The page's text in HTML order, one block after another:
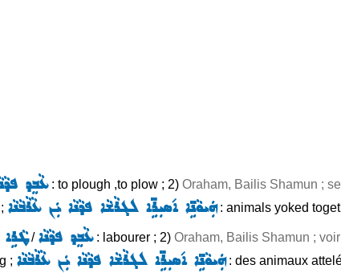
ܥܵܒܸܕ: to plough ,to plow ; 2) Oraham, Bailis Shamun ;
ܗܲܝܘܵܢܹ̈ܐ ܐ݇ܣܝܼܪܹ̈ܐ ܠܓܪܵܫܵܐ ܦܕܵܢܵܐ ܝܲܢ ܥܵܪܵܒܵܢܵܐ: animals yoked
ܛܵܪܹܐ/ ܥܵܒܸܕ ܦܕܵܢܵܐ: labourer ; 2) Oraham, Bailis Shamun ;
; ܗܲܝܘܵܢܹ̈ܐ ܐ݇ܣܝܼܪܹ̈ܐ ܠܓܪܵܫܵܐ ܦܕܵܢܵܐ ܝܲܢ ܥܵܪܵܒܵܢܵܐ: des animaux